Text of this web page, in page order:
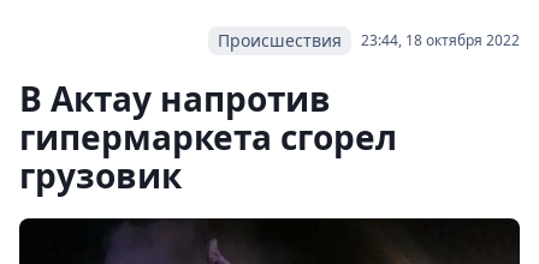
23:44, 18 октября 2022
Происшествия
В Актау напротив
гипермаркета сгорел
грузовик